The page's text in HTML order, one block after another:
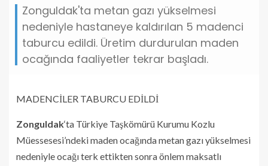
Zonguldak'ta metan gazı yükselmesi
nedeniyle hastaneye kaldırılan 5 madenci
taburcu edildi. Üretim durdurulan maden
ocağında faaliyetler tekrar başladı.
MADENCİLER TABURCU EDİLDİ
Zonguldak‘ta Türkiye Taşkömürü Kurumu Kozlu
Müessesesi’ndeki maden ocağında metan gazı yükselmesi
nedeniyle ocağı terk ettikten sonra önlem maksatlı